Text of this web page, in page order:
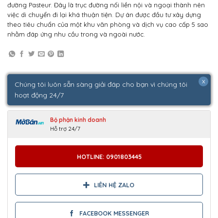
Chúng tôi luôn sẵn sàng giải đáp cho bạn vì chúng tôi
hoạt động 24/7
x
Bộ phận kinh doanh
Hỗ trợ 24/7
HOTLINE: 0901803445
LIÊN HỆ ZALO
FACEBOOK MESSENGER
đường Pasteur. Đây là trục đường nối liền nội và ngoại thành nên
việc di chuyển đi lại khá thuận tiện. Dự án được đầu tư xây dựng
theo tiêu chuẩn của một khu văn phòng và dịch vụ cao cấp 5 sao
nhằm đáp ứng nhu cầu trong và ngoài nước.